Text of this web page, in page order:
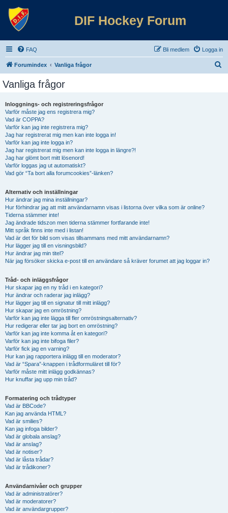
DIF Hockey Forum
FAQ Logga in
Bli medlem
Forumindex Vanliga frågor
Vanliga frågor
Inloggnings- och registreringsfrågor
Varför måste jag ens registrera mig?
Vad är COPPA?
Varför kan jag inte registrera mig?
Jag har registrerat mig men kan inte logga in!
Varför kan jag inte logga in?
Jag har registrerat mig men kan inte logga in längre?!
Jag har glömt bort mitt lösenord!
Varför loggas jag ut automatiskt?
Vad gör “Ta bort alla forumcookies”-länken?
Alternativ och inställningar
Hur ändrar jag mina inställningar?
Hur förhindrar jag att mitt användarnamn visas i listorna över vilka som är online?
Tiderna stämmer inte!
Jag ändrade tidszon men tiderna stämmer fortfarande inte!
Mitt språk finns inte med i listan!
Vad är det för bild som visas tillsammans med mitt användarnamn?
Hur lägger jag till en visningsbild?
Hur ändrar jag min titel?
När jag försöker skicka e-post till en användare så kräver forumet att jag loggar in?
Tråd- och inläggsfrågor
Hur skapar jag en ny tråd i en kategori?
Hur ändrar och raderar jag inlägg?
Hur lägger jag till en signatur till mitt inlägg?
Hur skapar jag en omröstning?
Varför kan jag inte lägga till fler omröstningsalternativ?
Hur redigerar eller tar jag bort en omröstning?
Varför kan jag inte komma åt en kategori?
Varför kan jag inte bifoga filer?
Varför fick jag en varning?
Hur kan jag rapportera inlägg till en moderator?
Vad är “Spara”-knappen i trådformuläret till för?
Varför måste mitt inlägg godkännas?
Hur knuffar jag upp min tråd?
Formatering och trådtyper
Vad är BBCode?
Kan jag använda HTML?
Vad är smilies?
Kan jag infoga bilder?
Vad är globala anslag?
Vad är anslag?
Vad är notiser?
Vad är låsta trådar?
Vad är trådikoner?
Användarnivåer och grupper
Vad är administratörer?
Vad är moderatorer?
Vad är användargrupper?